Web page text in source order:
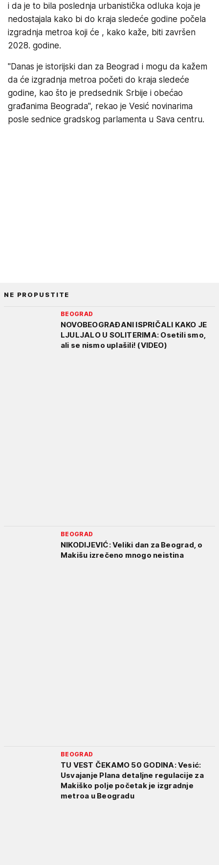
i da je to bila poslednja urbanistička odluka koja je
nedostajala kako bi do kraja sledeće godine počela
izgradnja metroa koji će , kako kaže, biti završen
2028. godine.
''Danas je istorijski dan za Beograd i mogu da kažem
da će izgradnja metroa početi do kraja sledeće
godine, kao što je predsednik Srbije i obećao
građanima Beograda'', rekao je Vesić novinarima
posle sednice gradskog parlamenta u Sava centru.
NE PROPUSTITE
BEOGRAD
NOVOBEOGRAĐANI ISPRIČALI KAKO JE
LJULJALO U SOLITERIMA: Osetili smo,
ali se nismo uplašili! (VIDEO)
BEOGRAD
NIKODIJEVIĆ: Veliki dan za Beograd, o
Makišu izrečeno mnogo neistina
BEOGRAD
TU VEST ČEKAMO 50 GODINA: Vesić:
Usvajanje Plana detaljne regulacije za
Makiško polje početak je izgradnje
metroa u Beogradu